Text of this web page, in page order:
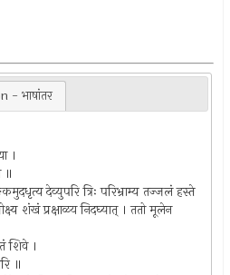
- भाषांतर
।
॥
देव्युपरि त्रिः परिभ्राम्य तज्जलं हस्ते
शंखं प्रक्षाळय निदघ्यात् । ततो मूलेन
शिवे ।
॥